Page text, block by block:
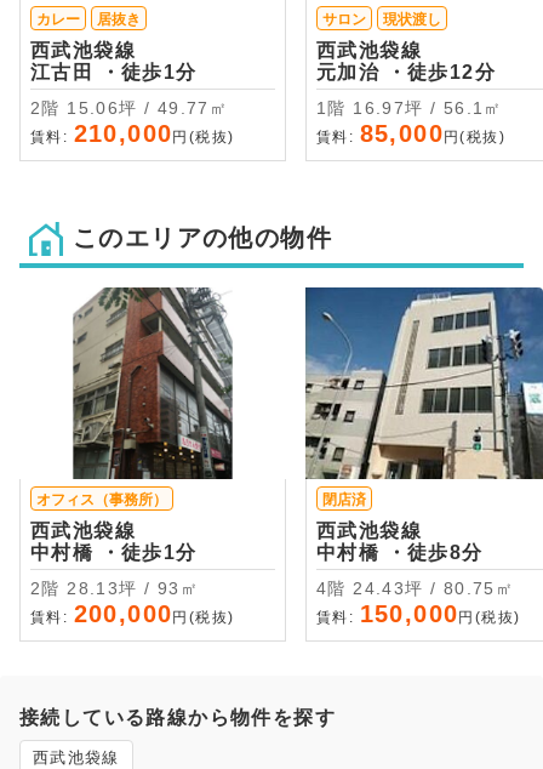
カレー 居抜き
西武池袋線
江古田 ・徒歩1分
2階 15.06坪 / 49.77㎡
賃料: 210,000 円(税抜)
サロン 現状渡し
西武池袋線
元加治 ・徒歩12分
1階 16.97坪 / 56.1㎡
賃料: 85,000 円(税抜)
このエリアの他の物件
オフィス（事務所）
西武池袋線
中村橋 ・徒歩1分
2階 28.13坪 / 93㎡
賃料: 200,000 円(税抜)
閉店済
西武池袋線
中村橋 ・徒歩8分
4階 24.43坪 / 80.75㎡
賃料: 150,000 円(税抜)
接続している路線から物件を探す
西武池袋線